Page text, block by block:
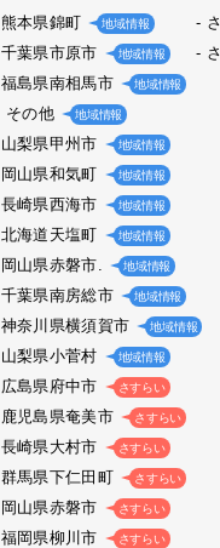
熊本県錦町 地域情報
千葉県市原市 地域情報
福島県南相馬市 地域情報
その他 地域情報
山梨県甲州市 地域情報
岡山県和気町 地域情報
長崎県西海市 地域情報
北海道天塩町 地域情報
岡山県赤磐市. 地域情報
千葉県南房総市 地域情報
神奈川県横須賀市 地域情報
山梨県小菅村 地域情報
広島県府中市 さすらい
鹿児島県奄美市 さすらい
長崎県大村市 さすらい
群馬県下仁田町 さすらい
岡山県赤磐市 さすらい
福岡県柳川市 さすらい